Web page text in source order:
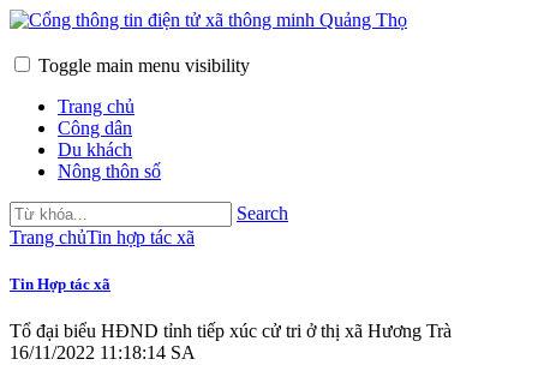
Toggle main menu visibility
Trang chủ
Công dân
Du khách
Nông thôn số
Search
Trang chủTin hợp tác xã
Tin Hợp tác xã
Tổ đại biểu HĐND tỉnh tiếp xúc cử tri ở thị xã Hương Trà
16/11/2022 11:18:14 SA